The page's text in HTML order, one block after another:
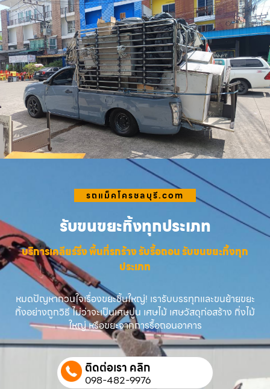
รถแม็คโครชลบุรี.com
รับขนขยะทิ้งทุกประเภท
บริการเคลียร์ริ่ง พื้นที่รกร้าง รับรื้อถอน รับขนขยะทิ้งทุก
ประเภท
หมดปัญหากวนใจเรื่องขยะชิ้นใหญ่! เรารับบรรทุกและขนย้ายขยะ
ทิ้งอย่างถูกวิธี ไม่ว่าจะเป็นเศษปูน เศษไม้ เศษวัสดุก่อสร้าง กิ่งไม้
ใหญ่ หรือขยะจากการรื้อถอนอาคาร
ติดต่อเรา คลิก
098-482-9976